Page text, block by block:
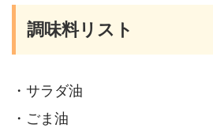
調味料リスト
・サラダ油
・ごま油